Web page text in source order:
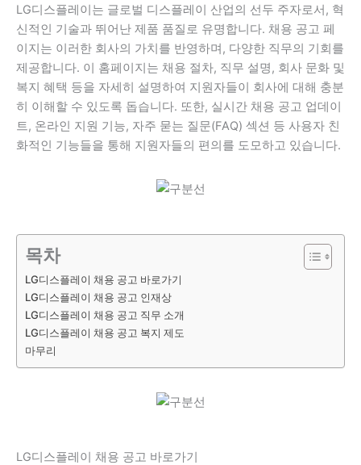
LG디스플레이는 글로벌 디스플레이 산업의 선두 주자로서, 혁
신적인 기술과 뛰어난 제품 품질로 유명합니다. 채용 공고 페
이지는 이러한 회사의 가치를 반영하며, 다양한 직무의 기회를
제공합니다. 이 홈페이지는 채용 절차, 직무 설명, 회사 문화 및
복지 혜택 등을 자세히 설명하여 지원자들이 회사에 대해 충분
히 이해할 수 있도록 돕습니다. 또한, 실시간 채용 공고 업데이
트, 온라인 지원 기능, 자주 묻는 질문(FAQ) 섹션 등 사용자 친
화적인 기능들을 통해 지원자들의 편의를 도모하고 있습니다.
목차
LG디스플레이 채용 공고 바로가기
LG디스플레이 채용 공고 인재상
LG디스플레이 채용 공고 직무 소개
LG디스플레이 채용 공고 복지 제도
마무리
LG디스플레이 채용 공고 바로가기